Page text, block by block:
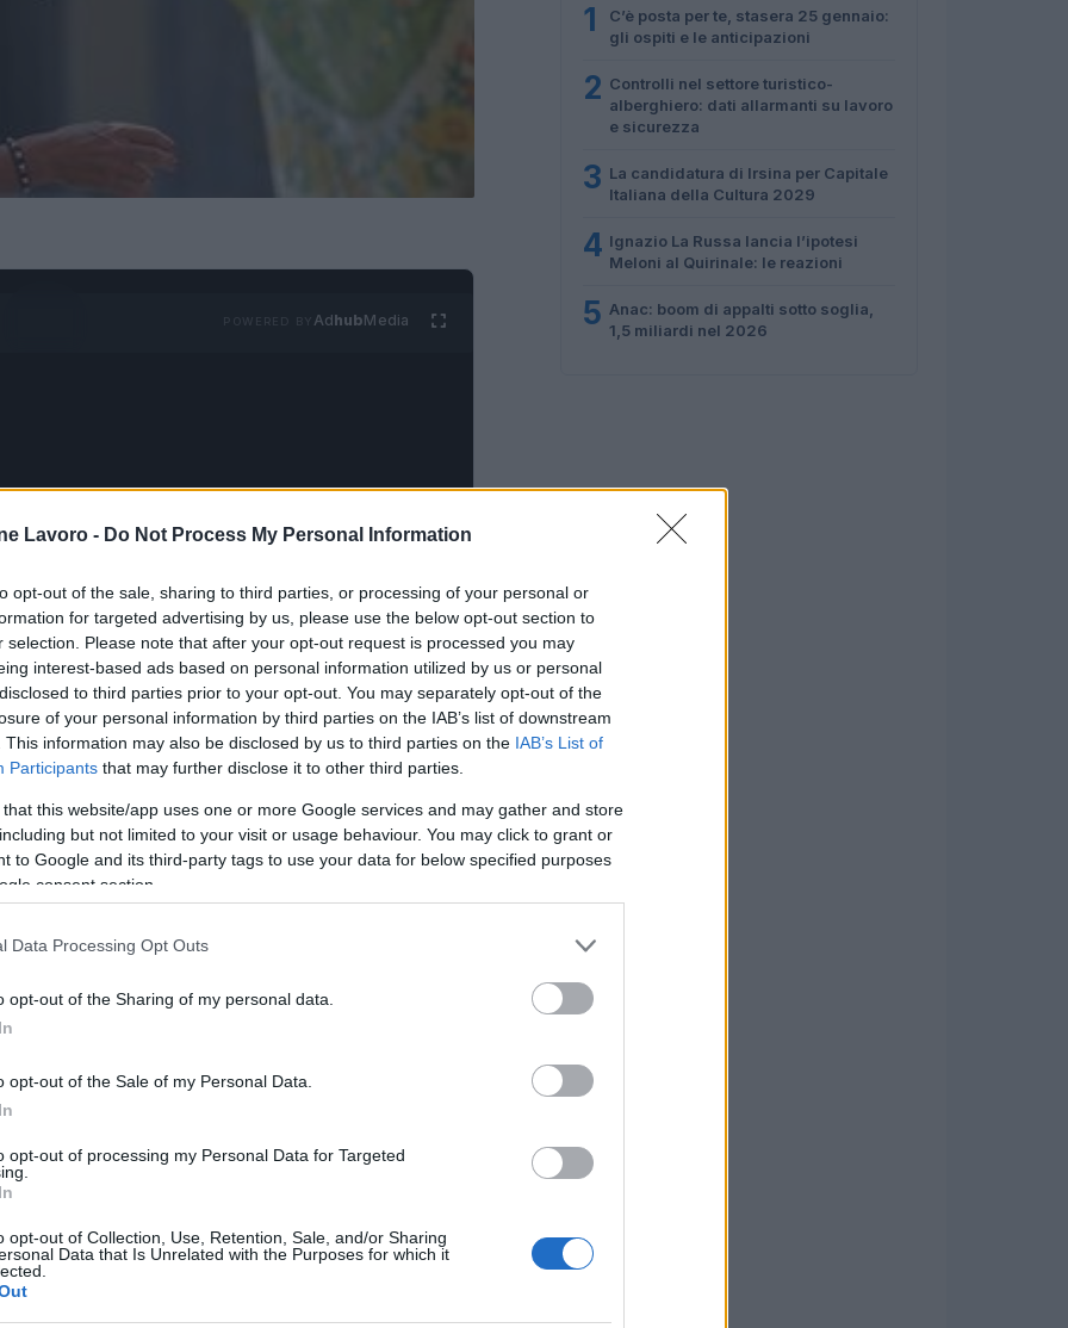
Lavoro - Do Not Process My Personal Information
opt-out of the sale, sharing to third parties, or processing of your personal or
for targeted advertising by us, please use the below opt-out section to
selection. Please note that after your opt-out request is processed you may
interest-based ads based on personal information utilized by us or personal
to third parties prior to your opt-out. You may separately opt-out of the
of your personal information by third parties on the IAB’s list of downstream
This information may also be disclosed by us to third parties on the IAB’s List of
Participants that may further disclose it to other third parties.
that this website/app uses one or more Google services and may gather and store
but not limited to your visit or usage behaviour. You may click to grant or
to Google and its third-party tags to use your data for below specified purposes
consent section.
Data Processing Opt Outs
opt-out of the Sharing of my personal data.
opt-out of the Sale of my Personal Data.
opt-out of processing my Personal Data for Targeted
opt-out of Collection, Use, Retention, Sale, and/or Sharing
Data that Is Unrelated with the Purposes for which it
AdhubMedia
torrido al Centro-Sud. Complice una
il meteo continua a dividere l'Italia in
gialla oggi per la provincia autonoma di
di Piemonte, Lombardia e Veneto.
regioni centro-meridionali. Bollino rosso
si colora d'arancione, portando a sette i
Pescara, Bari, Catania, Frosinone, Messina,
8: Ancona, Bologna, Cagliari, Firenze,
previsioni saranno, addirittura, tre le città da
e otto da bollino arancione.
a rischio per la salute della
Campobasso, Palermo e Pescara, mentre
Bari, Catania, Frosinone, Messina,
giallo (rischio 1, livello di pre-allerta) 4 città:
1
C’è posta per te, stasera 25 gennaio:
gli ospiti e le anticipazioni
2 Controlli nel settore turistico-
alberghiero: dati allarmanti su lavoro
e sicurezza
3 La candidatura di Irsina per Capitale
Italiana della Cultura 2029
4 Ignazio La Russa lancia l’ipotesi
Meloni al Quirinale: le reazioni
5 Anac: boom di appalti sotto soglia,
1,5 miliardi nel 2026